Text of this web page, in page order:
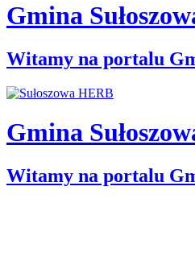
Gmina
Witamy na portalu
Gmina
Witamy na portalu